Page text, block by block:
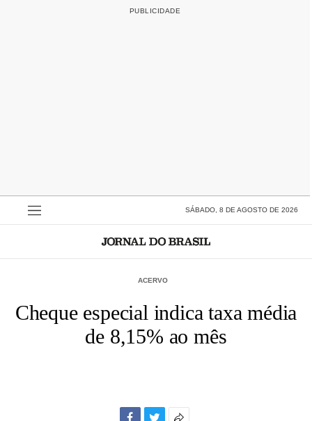
SÁBADO, 8 DE AGOSTO DE 2026
ACERVO
Cheque especial indica taxa média
de 8,15% ao mês